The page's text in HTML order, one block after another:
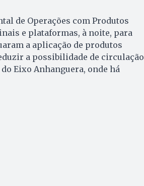
de Operações com Produtos
e plataformas, à noite, para
a aplicação de produtos
a possibilidade de circulação
Eixo Anhanguera, onde há